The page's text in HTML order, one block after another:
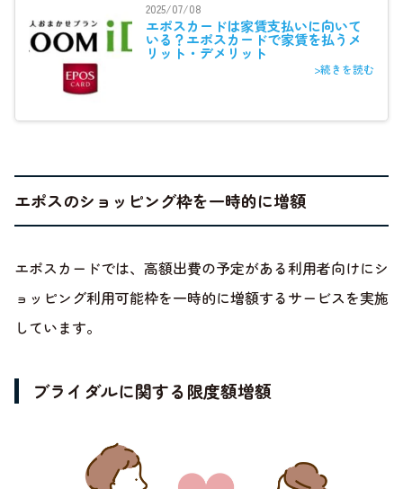
2025/07/08
エポスカードは家賃支払いに向いて
いる？エポスカードで家賃を払うメ
リット・デメリット
>続きを読む
エポスのショッピング枠を一時的に増額
エポスカードでは、高額出費の予定がある利用者向けにシ
ョッピング利用可能枠を一時的に増額するサービスを実施
しています。
ブライダルに関する限度額増額